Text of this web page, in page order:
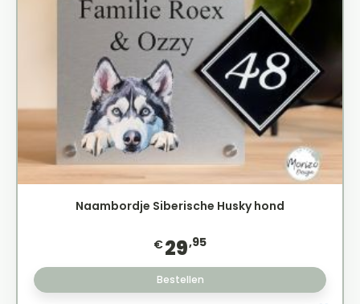
Naambordje Siberische Husky hond
€29,95
Bestellen